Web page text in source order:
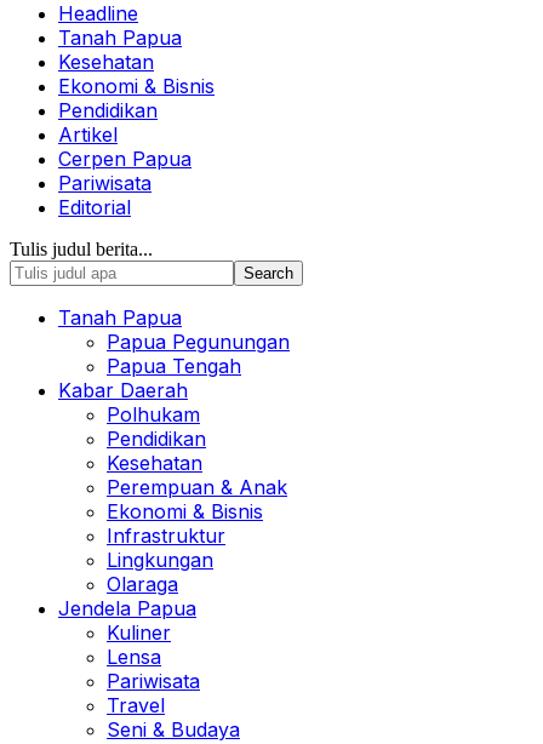
Headline
Tanah Papua
Kesehatan
Ekonomi & Bisnis
Pendidikan
Artikel
Cerpen Papua
Pariwisata
Editorial
Tulis judul berita...
Tanah Papua
Papua Pegunungan
Papua Tengah
Kabar Daerah
Polhukam
Pendidikan
Kesehatan
Perempuan & Anak
Ekonomi & Bisnis
Infrastruktur
Lingkungan
Olaraga
Jendela Papua
Kuliner
Lensa
Pariwisata
Travel
Seni & Budaya